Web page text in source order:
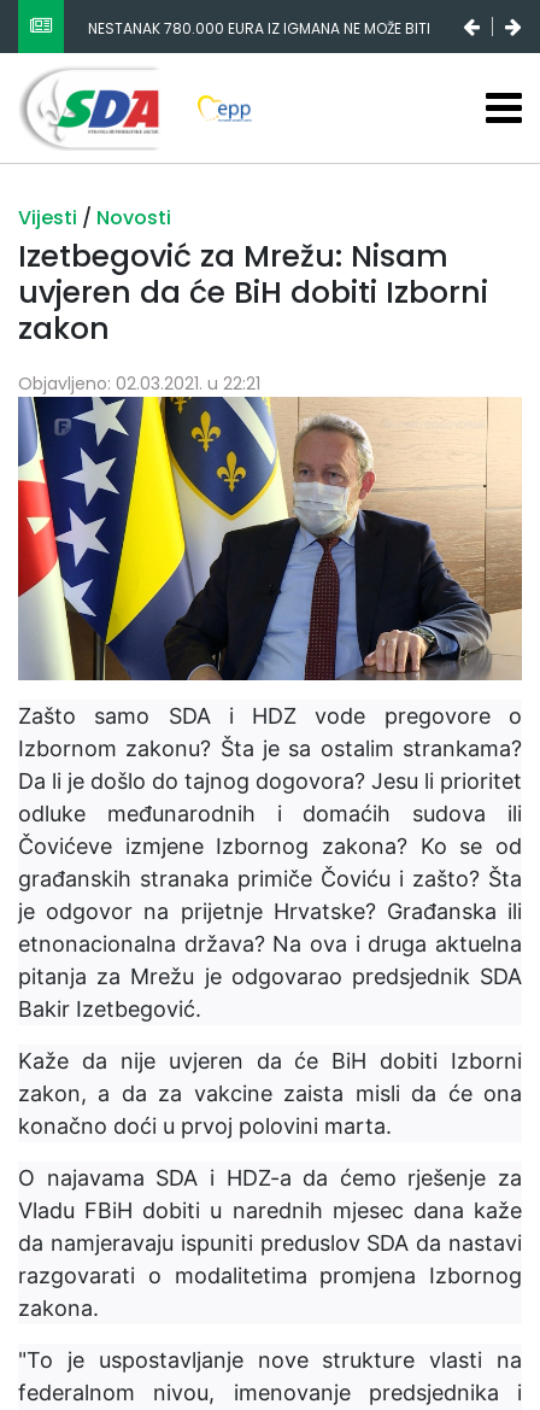
NESTANAK 780.000 EURA IZ IGMANA NE MOŽE BITI
SLUČAJNI PREVID, ODGOVORNOST MORAJU SNOSITI
VLADA FBIH I NJENI KADROVI
NIKŠIĆ I LAKIĆ ZAVARALI PARLAMENT I RADNIKE
ŽELJEZARE
Vijesti / Novosti
Izetbegović za Mrežu: Nisam
uvjeren da će BiH dobiti Izborni
zakon
Objavljeno: 02.03.2021. u 22:21
Zašto samo SDA i HDZ vode pregovore o
Izbornom zakonu? Šta je sa ostalim strankama?
Da li je došlo do tajnog dogovora? Jesu li prioritet
odluke međunarodnih i domaćih sudova ili
Čovićeve izmjene Izbornog zakona? Ko se od
građanskih stranaka primiče Čoviću i zašto? Šta
je odgovor na prijetnje Hrvatske? Građanska ili
etnonacionalna država? Na ova i druga aktuelna
pitanja za Mrežu je odgovarao predsjednik SDA
Bakir Izetbegović.
Kaže da nije uvjeren da će BiH dobiti Izborni
zakon, a da za vakcine zaista misli da će ona
konačno doći u prvoj polovini marta.
O najavama SDA i HDZ-a da ćemo rješenje za
Vladu FBiH dobiti u narednih mjesec dana kaže
da namjeravaju ispuniti preduslov SDA da nastavi
razgovarati o modalitetima promjena Izbornog
zakona.
"To je uspostavljanje nove strukture vlasti na
federalnom nivou, imenovanje predsjednika i